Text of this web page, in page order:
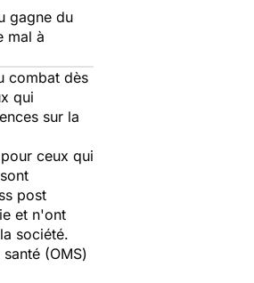
gagne du
mal à
combat dès
qui
sur la
ceux qui
post
et n'ont
société.
(OMS)